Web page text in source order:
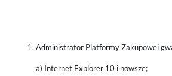
Administrator Platformy Zakupowej
a) Internet Explorer 10 i nowsze;